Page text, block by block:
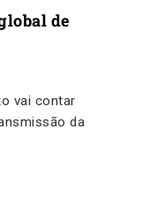
de
vai contar
da